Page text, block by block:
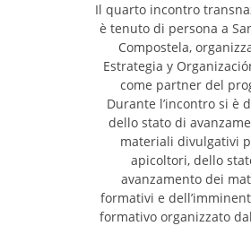
Il quarto incontro
è tenuto di persona a
Compostela,
Estrategia y
come partner del
Durante l’incontro si è
dello stato di
materiali divulgativi
apicoltori, dello
avanzamento dei
formativi e
formativo organizzato